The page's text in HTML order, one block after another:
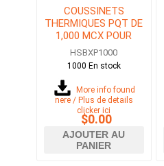
COUSSINETS
THERMIQUES PQT DE
1,000 MCX POUR
HS1B... OU HS2B...
HSBXP1000
1000 En stock
More info found
here / Plus de details
clicker ici
$0.00
AJOUTER AU
PANIER